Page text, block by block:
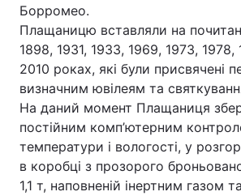
Борромео.
Плащаницю вставляли на
1898, 1931, 1933, 1969, 1973,
2010 роках, які були присвячені
визначним ювілеям та
На даний момент Плащаниця
постійним комп’ютерним
температури і вологості, у
в коробці з прозорого
1,1 т, наповненій інертним газом